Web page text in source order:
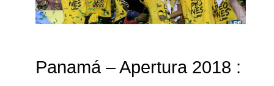
Panamá – Apertura 2018 :